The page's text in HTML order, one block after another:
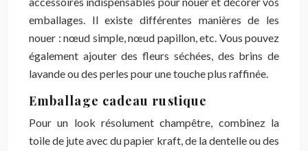
emballages. Il existe différentes manières de les
nouer : nœud simple, nœud papillon, etc. Vous pouvez
également ajouter des fleurs séchées, des brins de
lavande ou des perles pour une touche plus raffinée.
Emballage cadeau rustique
Pour un look résolument champêtre, combinez la
toile de jute avec du papier kraft, de la dentelle ou des